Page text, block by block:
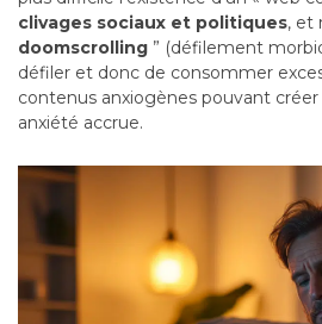
clivages sociaux et politiques, et
doomscrolling ” (défilement
défiler et donc de consommer
contenus anxiogènes pouvant
anxiété accrue.